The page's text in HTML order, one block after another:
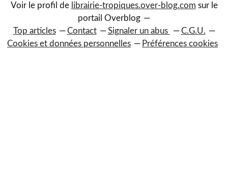
Voir le profil de librairie-tropiques.over-blog.com sur le
portail Overblog
Top articles
Contact Signaler un abus
C.G.U.
Cookies et données personnelles
Préférences cookies